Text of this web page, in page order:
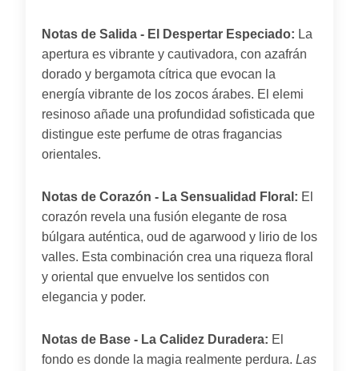
Notas de Salida - El Despertar Especiado: La
apertura es vibrante y cautivadora, con azafrán
dorado y bergamota cítrica que evocan la
energía vibrante de los zocos árabes. El elemi
resinoso añade una profundidad sofisticada que
distingue este perfume de otras fragancias
orientales.
Notas de Corazón - La Sensualidad Floral: El
corazón revela una fusión elegante de rosa
búlgara auténtica, oud de agarwood y lirio de los
valles. Esta combinación crea una riqueza floral
y oriental que envuelve los sentidos con
elegancia y poder.
Notas de Base - La Calidez Duradera: El
fondo es donde la magia realmente perdura. Las